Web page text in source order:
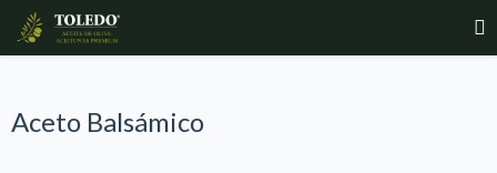
Aceto Balsámico